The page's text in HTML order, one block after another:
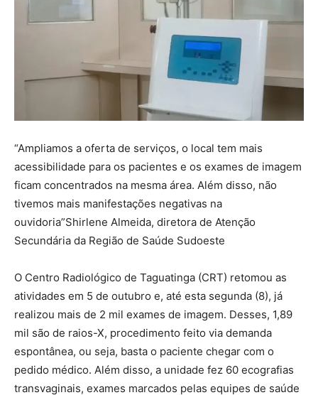
“Ampliamos a oferta de serviços, o local tem mais
acessibilidade para os pacientes e os exames de imagem
ficam concentrados na mesma área. Além disso, não
tivemos mais manifestações negativas na
ouvidoria”Shirlene Almeida, diretora de Atenção
Secundária da Região de Saúde Sudoeste
O Centro Radiológico de Taguatinga (CRT) retomou as
atividades em 5 de outubro e, até esta segunda (8), já
realizou mais de 2 mil exames de imagem. Desses, 1,89
mil são de raios-X, procedimento feito via demanda
espontânea, ou seja, basta o paciente chegar com o
pedido médico. Além disso, a unidade fez 60 ecografias
transvaginais, exames marcados pelas equipes de saúde